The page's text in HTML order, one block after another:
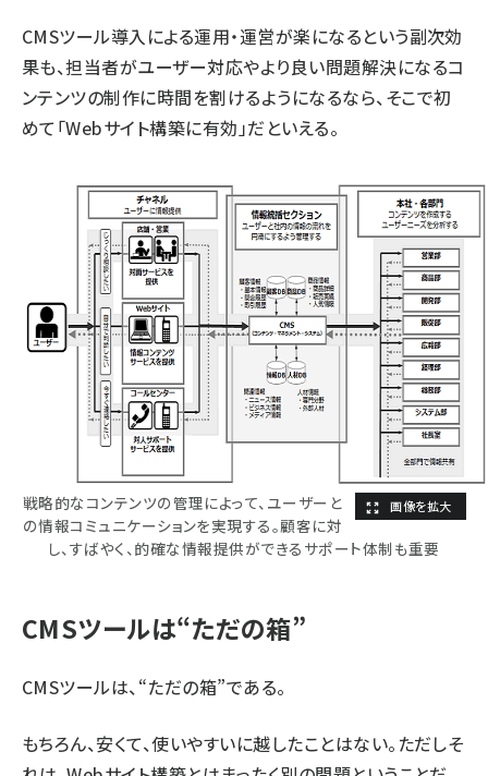
CMSツール導入による運用・運営が楽になるという副次効
果も、担当者がユーザー対応やより良い問題解決になるコ
ンテンツの制作に時間を割けるようになるなら、そこで初
めて「Webサイト構築に有効」だといえる。
戦略的なコンテンツの管理によって、ユーザーと
の情報コミュニケーションを実現する。顧客に対
し、すばやく、的確な情報提供ができるサポート体制も重要
CMSツールは“ただの箱”
CMSツールは、“ただの箱”である。
もちろん、安くて、使いやすいに越したことはない。ただしそ